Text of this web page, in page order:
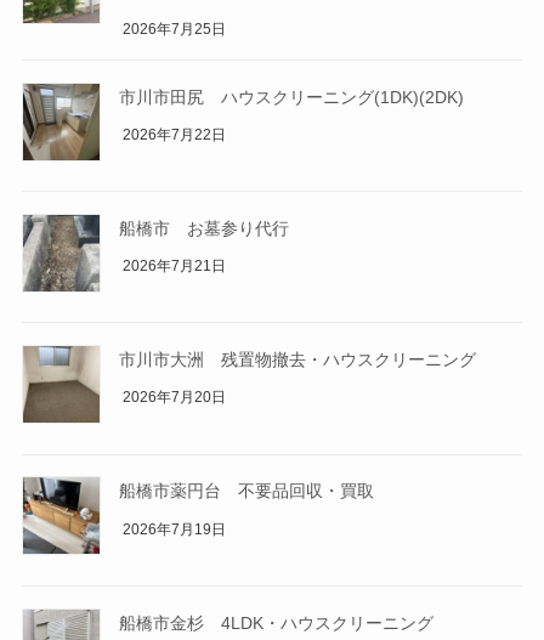
2026年7月25日
市川市田尻 ハウスクリーニング(1DK)(2DK)
2026年7月22日
船橋市 お墓参り代行
2026年7月21日
市川市大洲 残置物撤去・ハウスクリーニング
2026年7月20日
船橋市薬円台 不要品回収・買取
2026年7月19日
船橋市金杉 4LDK・ハウスクリーニング